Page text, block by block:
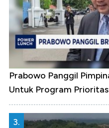
Prabowo Panggil
Untuk Program Prioritas
3.